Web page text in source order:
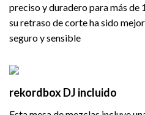
preciso y duradero para más de
su retraso de corte ha sido
seguro y sensible
rekordbox DJ incluido